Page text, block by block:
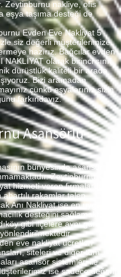
Zeytinburnu nakliye, ofis
eşya taşıma desteği de
Evden Eve Nakliyat 5
siz değerli müşterilerimize
hazırız. Bağcılar evden
NAKLİYAT olarak birinci sınıf
dürüstlük kaliteli bir arada
Bizi aramadan
çünkü eşyalarınız sizin
farkındayız.
Asansörlü
bünyesinde asansör
Zeytinburnu
hizmeti veren firmalarda
rakamlar talep
Anı Nakliyat ise en uygun
desteğini sağlamaktadır.
gibi ilçelere aynı gün
eve nakliyat ücretleri
siteleri ve diğer tüm
asansör sistemleri ile
ise sadece değerli